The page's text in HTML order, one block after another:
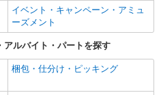
イベント・キャンペーン・アミュ
ーズメント
アルバイト・パートを探す
梱包・仕分け・ピッキング